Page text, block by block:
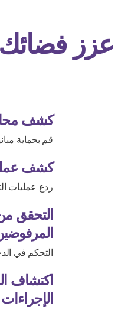
عزز فضائك
كشف
قم بحماية
كشف
ردع عمليات
التحقق
التحكم في
اكتشاف